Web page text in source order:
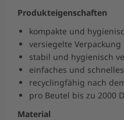
Produkteigenschaften
kompakte und
versiegelte Verpackung
stabil und hygienisch
einfaches und
recyclingfähig nach
pro Beutel bis zu 2000
Material